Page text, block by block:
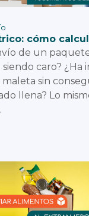
cómo
de un
siendo caro?
sin
llena? Lo